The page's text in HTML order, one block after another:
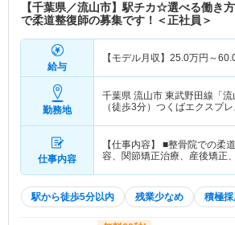
【千葉県／流山市】駅チカ☆選べる働き
で柔道整復師の募集です！＜正社員＞
給与
【モデル月収】 25.0万円～
勤務地
千葉県 流山市 東武野田線「流
（徒歩3分）つくばエクスプ
仕事内容
【仕事内容】 ■整骨院での柔
容、関節矯正治療、産後矯正
駅から徒歩5分以内 残業少なめ 積極採